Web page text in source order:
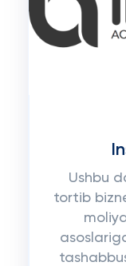
Ushbu
tortib